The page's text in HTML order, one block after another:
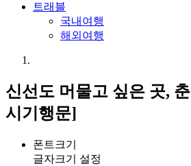
트래블
국내여행
해외여행
신선도 머물고 싶은 곳,
시기행문]
폰트크기
글자크기 설정